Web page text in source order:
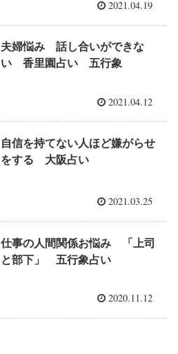
2021.04.19
夫婦悩み 話し合いができな
い 香里園占い 五行象
2021.04.12
自信を持てない人ほど嫌がらせ
をする 大阪占い
2021.03.25
仕事の人間関係お悩み 「上司
と部下」 五行象占い
2020.11.12